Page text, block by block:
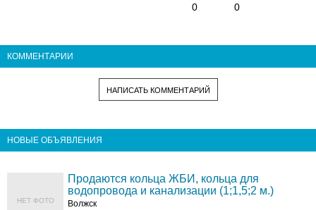
0
0
КОММЕНТАРИИ
НАПИСАТЬ КОММЕНТАРИЙ
НОВЫЕ ОБЪЯВЛЕНИЯ
НЕТ ФОТО
Продаются кольца ЖБИ, кольца для
водопровода и канализации (1;1,5;2 м.)
Волжск